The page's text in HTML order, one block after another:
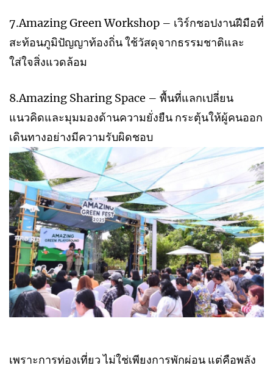
7.Amazing Green Workshop – เวิร์กชอปงานฝีมือที่
สะท้อนภูมิปัญญาท้องถิ่น ใช้วัสดุจากธรรมชาติและ
ใส่ใจสิ่งแวดล้อม
8.Amazing Sharing Space – พื้นที่แลกเปลี่ยน
แนวคิดและมุมมองด้านความยั่งยืน กระตุ้นให้ผู้คนออก
เดินทางอย่างมีความรับผิดชอบ
เพราะการท่องเที่ยว ไม่ใช่เพียงการพักผ่อน แต่คือพลัง